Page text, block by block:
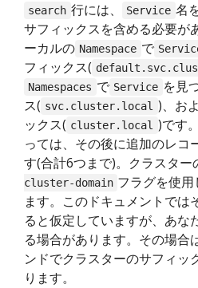
search 行には、 Service 名
サフィックスを含める必要が
ーカルの Namespace で
フィックス(
Namespaces で Service を見
ス( svc.cluster.local )、お
ックス( cluster.local )です
っては、その後に追加のレコ
す(合計6つまで)。クラスター
cluster-domain フラグを使用
ます。このドキュメントで
ると仮定していますが、あな
る場合があります。その場合
ンドでクラスターのサフィッ
ります。